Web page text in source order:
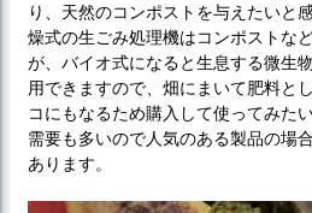
り、天然のコンポストを与えたいと
燥式の生ごみ処理機はコンポストな
が、バイオ式になると生息する微生
用できますので、畑にまいて肥料と
コにもなるため購入して使ってみた
需要も多いので人気のある製品の場
あります。